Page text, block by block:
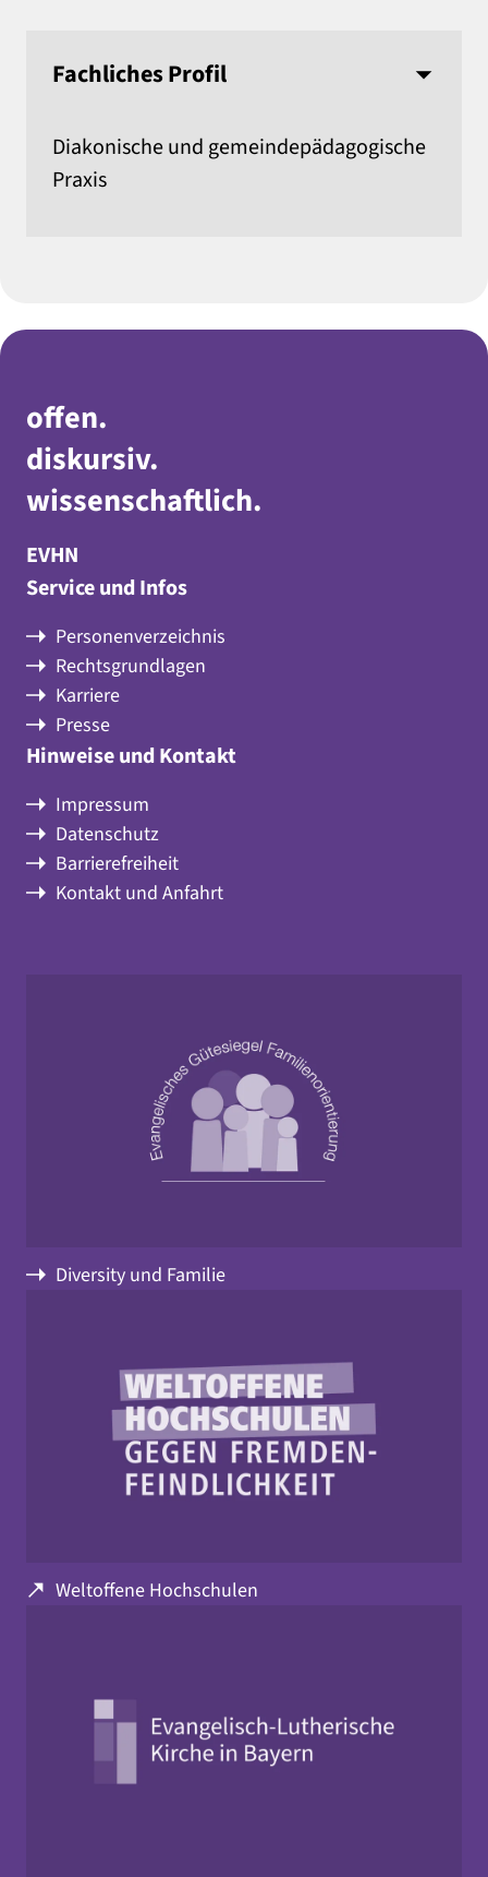
Fachliches Profil
Diakonische und gemeindepädagogische
Praxis
offen.
diskursiv.
wissenschaftlich.
EVHN
Service und Infos
Personenverzeichnis
Rechtsgrundlagen
Karriere
Presse
Hinweise und Kontakt
Impressum
Datenschutz
Barrierefreiheit
Kontakt und Anfahrt
Diversity und Familie
Weltoffene Hochschulen